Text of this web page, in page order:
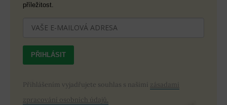
příležitost.
PŘIHLÁSIT
Přihlášením vyjadřujete souhlas s našimi zásadami
zpracování osobních údajů.